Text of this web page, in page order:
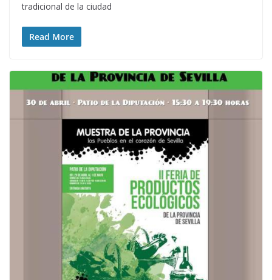
tradicional de la ciudad
Read More